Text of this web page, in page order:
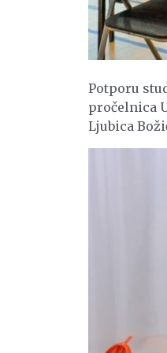
Potporu
pročelnica
Ljubica